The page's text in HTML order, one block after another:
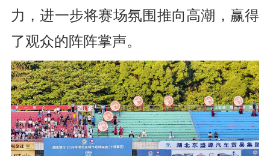
力，进一步将赛场氛围推向高潮，赢得
了观众的阵阵掌声。